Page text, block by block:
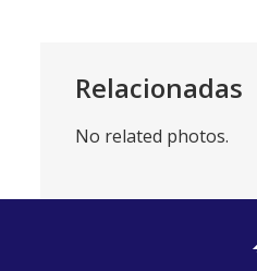
Relacionadas
No related photos.